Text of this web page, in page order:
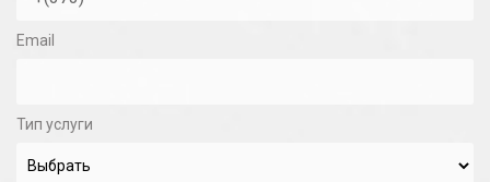
Email
Тип услуги